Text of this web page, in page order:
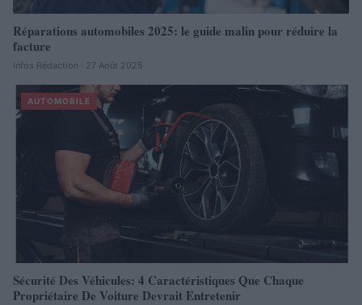
Réparations automobiles 2025: le guide malin pour réduire la
facture
Infos Rédaction · 27 Août 2025
AUTOMOBILE
Sécurité Des Véhicules: 4 Caractéristiques Que Chaque
Propriétaire De Voiture Devrait Entretenir